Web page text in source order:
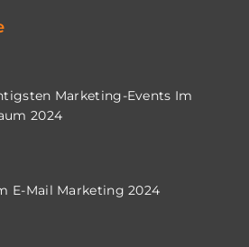
Marketing-Events Im
2024
E-Mail Marketing 2024